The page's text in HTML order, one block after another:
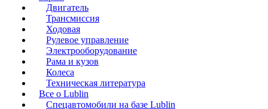
Двигатель
Трансмиссия
Ходовая
Рулевое управление
Электрооборудование
Рама и кузов
Колеса
Техническая литература
Все о Lublin
Спецавтомобили на базе Lublin